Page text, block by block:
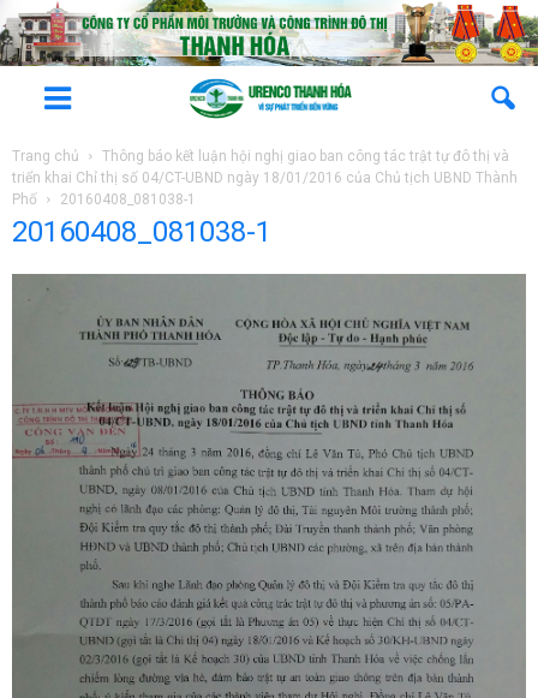
Trang chủ
Thông báo kết luận hội nghị giao ban công tác trật tự đô thị và
triển khai Chỉ thị số 04/CT-UBND ngày 18/01/2016 của Chủ tịch UBND Thành
Phố
20160408_081038-1
20160408_081038-1